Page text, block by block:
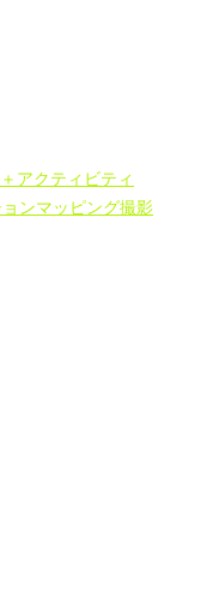
アクティビティ
ンマッピング撮影